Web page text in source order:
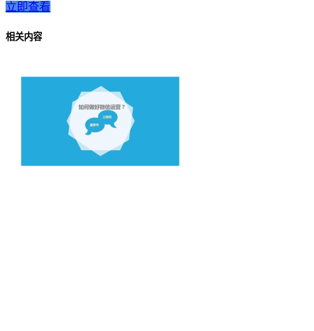
立即查看
相关内容